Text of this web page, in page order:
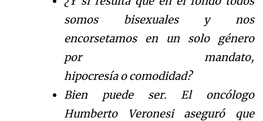
somos bisexuales y nos
encorsetamos en un solo género
por
mandato,
hipocresíaocomodidad?
Bien puede ser. El oncólogo
Humberto Veronesi aseguró
que